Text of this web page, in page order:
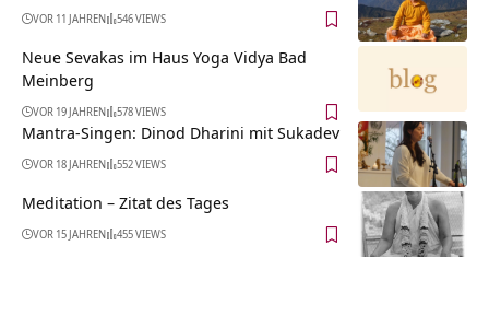
VOR 11 JAHREN 546 VIEWS
Neue Sevakas im Haus Yoga Vidya Bad
Meinberg
VOR 19 JAHREN 578 VIEWS
Mantra-Singen: Dinod Dharini mit Sukadev
VOR 18 JAHREN 552 VIEWS
Meditation – Zitat des Tages
VOR 15 JAHREN 455 VIEWS